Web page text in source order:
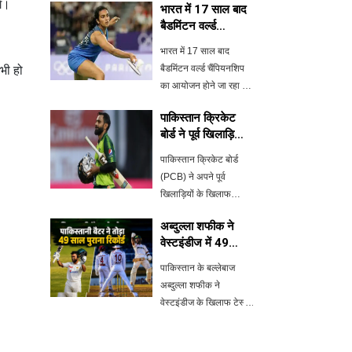
हो
भारत में 17 साल बाद
बैडमिंटन वर्ल्ड
चैंपियनशिप का
आयोजन
भारत में 17 साल बाद
बैडमिंटन वर्ल्ड चैंपियनशिप
का आयोजन होने जा रहा है।
अगस्त तक नई दिल्ली में
होगा, जिसमें पीवी सिंधु, लक्ष्य
सेन और अन्य प्रमुख
भारतीय खिलाड़ी भाग लेंगे।
जाने
पाकिस्तान क्रिकेट
बोर्ड ने पूर्व खिलाड़ियों
पर बैन लगाने की
तैयारी की
पाकिस्तान क्रिकेट बोर्ड
(PCB) ने अपने पूर्व
खिलाड़ियों के खिलाफ
योजना बनाई है। हाल ही में
कुछ पूर्व क्रिकेटर जाम्बिया में
एशियन लेजेंड्स लीग में
खेलते हुए पाए गए, जो कि
अनधिक
अब्दुल्ला शफीक ने
वेस्टइंडीज में 49
साल पुराना रिकॉर्ड
तोड़ा
पाकिस्तान के बल्लेबाज
अब्दुल्ला शफीक ने
वेस्टइंडीज के खिलाफ टेस्ट